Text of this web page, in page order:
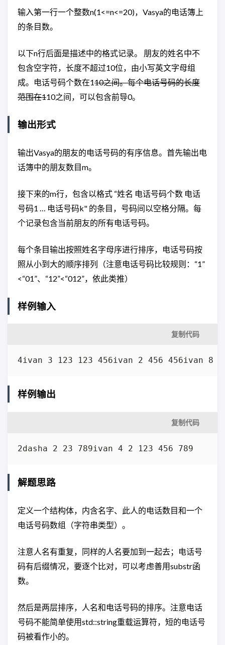
输入第一行一个整数n(1<=n<=20)，Vasya的电话簿上
的条目数。
以下n行后面是描述中的格式记录。 朋友的姓名中不
包含空字符，长度不超过10位，由小写英文字母组
成。电话号码个数在110之间。每个电话号码的长度
范围在110之间，可以包含前导0。
输出形式
输出Vasya的朋友的电话号码的有序信息。首先输出电
话簿中的朋友数目m。
接下来的m行，包含以格式 “姓名 电话号码个数 电话
号码1 … 电话号码k" 的条目，号码间以空格分隔。每
个记录包含当前朋友的所有电话号码。
每个条目输出按照姓名字母序进行排序，电话号码按
照从小到大的顺序排列（注意电话号码比较规则：“1”
<“01”、“12”<“012”，依此类推）
样例输入
复制代码
4ivan 3 123 123 456ivan 2 456 456ivan 8
样例输出
复制代码
2dasha 2 23 789ivan 4 2 123 456 789
解题思路
定义一个结构体，内含名字、此人的电话数目和一个
电话号码数组（字符串类型）。
注意人名有重复，同样的人名要加到一起去；电话号
码有后缀情况，要逐个比对，可以考虑善用substr函
数。
然后是两层排序，人名和电话号码的排序。注意电话
号码不能简单使用std::string重载运算符，短的电话号
码被看作小的。